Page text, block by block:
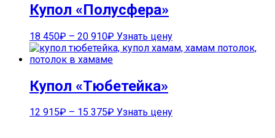
Купол «Полусфера»
18 450₽ – 20 910₽ Узнать цену
Купол «Тюбетейка»
12 915₽ – 15 375₽ Узнать цену